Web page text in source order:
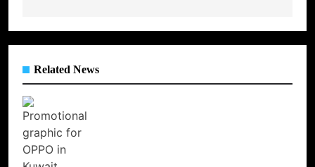
Related News